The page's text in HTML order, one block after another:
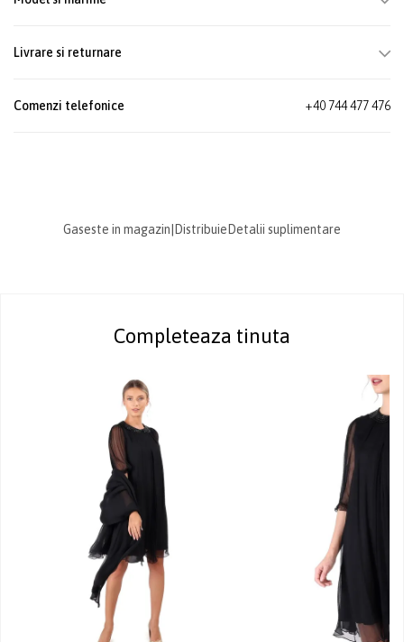
Livrare si returnare
Comenzi telefonice +40 744 477 476
Gaseste in magazin Distribuie Detalii suplimentare
Completeaza tinuta